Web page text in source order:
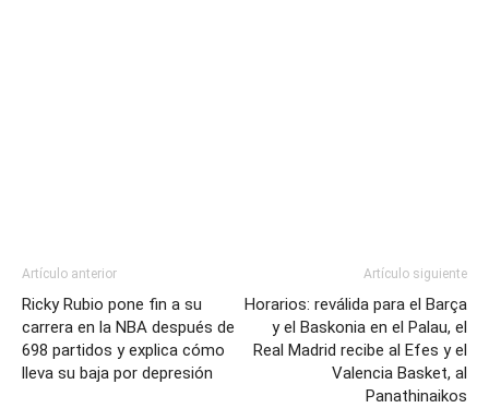
Artículo anterior
Ricky Rubio pone fin a su
carrera en la NBA después de
698 partidos y explica cómo
lleva su baja por depresión
Artículo siguiente
Horarios: reválida para el Barça
y el Baskonia en el Palau, el
Real Madrid recibe al Efes y el
Valencia Basket, al
Panathinaikos